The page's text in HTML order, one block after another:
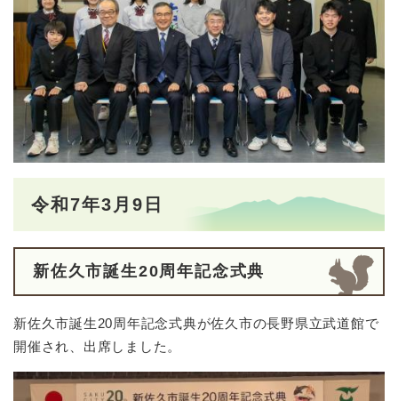
令和7年3月9日
新佐久市誕生20周年記念式典
新佐久市誕生20周年記念式典が佐久市の長野県立武道館で
開催され、出席しました。